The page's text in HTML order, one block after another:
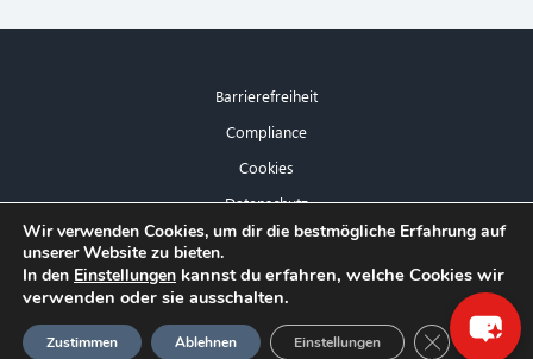
Barrierefreiheit
Compliance
Cookies
Datenschutz
Impressum
Wir verwenden Cookies, um dir die bestmögliche Erfahrung auf
unserer Website zu bieten.
In den Einstellungen kannst du erfahren, welche Cookies wir
verwenden oder sie ausschalten.
Zustimmen Ablehnen Einstellungen GDPR
×